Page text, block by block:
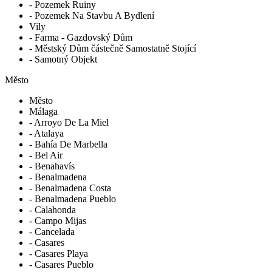
- Pozemek Ruiny
- Pozemek Na Stavbu A Bydlení
Vily
- Farma - Gazdovský Dům
- Městský Dům částečně Samostatně Stojící
- Samotný Objekt
Město
Město
Málaga
- Arroyo De La Miel
- Atalaya
- Bahía De Marbella
- Bel Air
- Benahavís
- Benalmadena
- Benalmadena Costa
- Benalmadena Pueblo
- Calahonda
- Campo Mijas
- Cancelada
- Casares
- Casares Playa
- Casares Pueblo